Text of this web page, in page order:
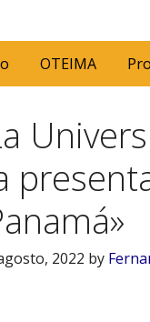
OTEIMA
2022 by